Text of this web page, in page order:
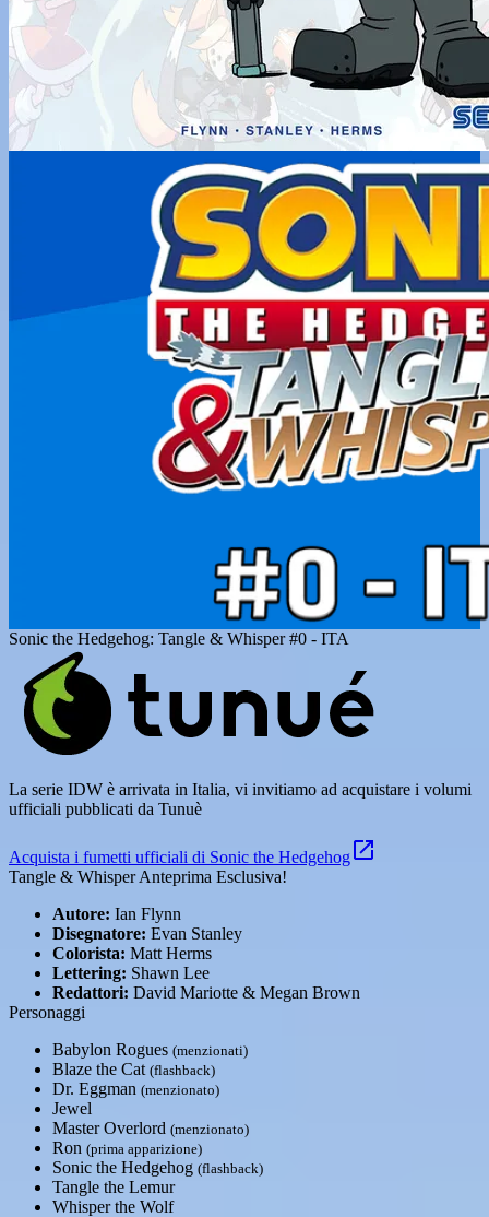
Sonic the Hedgehog: Tangle & Whisper #0 - ITA
La serie IDW è arrivata in Italia, vi invitiamo ad acquistare i volumi
ufficiali pubblicati da Tunuè
Acquista i fumetti ufficiali di Sonic the Hedgehog
Tangle & Whisper Anteprima Esclusiva!
Autore: Ian Flynn
Disegnatore: Evan Stanley
Colorista: Matt Herms
Lettering: Shawn Lee
Redattori: David Mariotte & Megan Brown
Personaggi
Babylon Rogues (menzionati)
Blaze the Cat (flashback)
Dr. Eggman (menzionato)
Jewel
Master Overlord (menzionato)
Ron (prima apparizione)
Sonic the Hedgehog (flashback)
Tangle the Lemur
Whisper the Wolf